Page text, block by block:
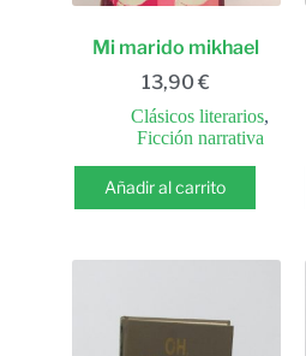
Mi marido mikhael
13,90€
Clásicos literarios,
Ficción narrativa
Añadir al carrito